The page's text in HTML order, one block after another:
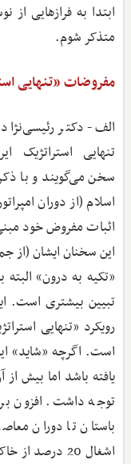
ابتدا به فرازهایی
متذکر شوم.
مفروضات «تنهایی
الف- دکتر رئیسی‌نژاد
تنهایی استراتژیک
سخن می‌گویند و با
اسلام (از دوران
اثبات مفروض خود
این سخنان ایشان (از
«تکیه به درون» البته
تبیین بیشتری است.
رویکرد «تنهایی
است. اگرچه «شاید»
یافته باشد اما بیش
توجه داشت. افزون بر
باستان تا دوران
اشغال 20